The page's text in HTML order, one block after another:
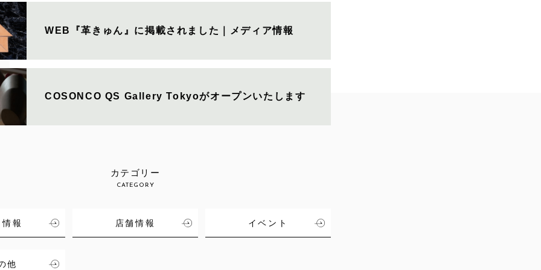
WEB『革きゅん』に掲載されました｜メディア情報
COSONCO QS Gallery Tokyoがオープンいたします
カテゴリー
CATEGORY
報 店舗情報 イベント
他